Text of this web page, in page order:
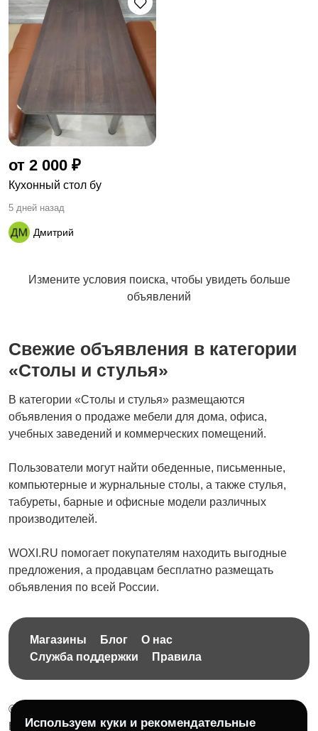
и декор
Другое
от 2 000 ₽
Кухонный стол бу
5 дней назад
Дмитрий
Измените условия поиска, чтобы увидеть больше
объявлений
Свежие объявления в категории
«Столы и стулья»
В категории «Столы и стулья» размещаются
объявления о продаже мебели для дома, офиса,
учебных заведений и коммерческих помещений.
Пользователи могут найти обеденные, письменные,
компьютерные и журнальные столы, а также стулья,
табуреты, барные и офисные модели различных
производителей.
WOXI.RU помогает покупателям находить выгодные
предложения, а продавцам бесплатно размещать
объявления по всей России.
Магазины Блог
О нас
Служба поддержки
Правила
© 2026 Бесплатная доска объявлений без ограничений
НПД Краснорудская Анастасия Игоревна, ИНН:
Используем куки и рекомендательные